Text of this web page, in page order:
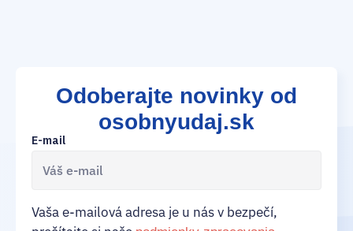
Odoberajte novinky od
osobnyudaj.sk
E-mail
Vaša e-mailová adresa je u nás v bezpečí,